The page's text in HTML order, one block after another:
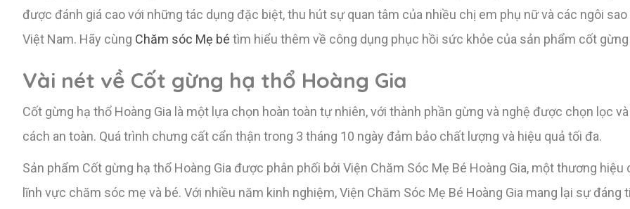
được đánh giá cao với những tác dụng đặc biệt, thu hút sự quan tâm của nhiều chị em phụ nữ và các ngôi
Việt Nam. Hãy cùng Chăm sóc Mẹ bé tìm hiểu thêm về công dụng phục hồi sức khỏe của sản phẩm cốt gừng
Vài nét về Cốt gừng hạ thổ Hoàng Gia
Cốt gừng hạ thổ Hoàng Gia là một lựa chọn hoàn toàn tự nhiên, với thành phần gừng và nghệ được chọn lọc
cách an toàn. Quá trình chưng cất cẩn thận trong 3 tháng 10 ngày đảm bảo chất lượng và hiệu quả tối đa.
Sản phẩm Cốt gừng hạ thổ Hoàng Gia được phân phối bởi Viện Chăm Sóc Mẹ Bé Hoàng Gia, một thương hiệu
lĩnh vực chăm sóc mẹ và bé. Với nhiều năm kinh nghiệm, Viện Chăm Sóc Mẹ Bé Hoàng Gia mang lại sự đáng